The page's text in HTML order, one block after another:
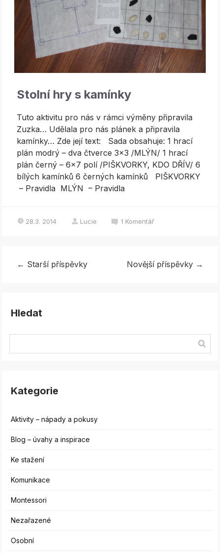
Stolní hry s kamínky
Tuto aktivitu pro nás v rámci výměny připravila
Zuzka… Udělala pro nás plánek a připravila
kamínky… Zde její text: Sada obsahuje: 1 hrací
plán modrý – dva čtverce 3×3 /MLÝN/ 1 hrací
plán černý – 6×7 polí /PIŠKVORKY, KDO DŘÍV/ 6
bílých kamínků 6 černých kamínků PIŠKVORKY
– Pravidla MLÝN – Pravidla
28.3. 2014 Lucie 1 Komentář
← Starší příspěvky Novější příspěvky →
Hledat
Kategorie
Aktivity – nápady a pokusy
Blog – úvahy a inspirace
Ke stažení
Komunikace
Montessori
Nezařazené
Osobní